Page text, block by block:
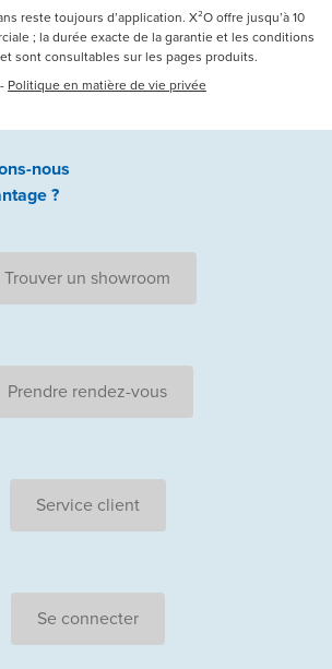
reste toujours d’application. X²O offre jusqu’à 10
; la durée exacte de la garantie et les conditions
sont consultables sur les pages produits.
- Politique en matière de vie privée
nous
?
Trouver un showroom
Prendre rendez-vous
Service client
Se connecter